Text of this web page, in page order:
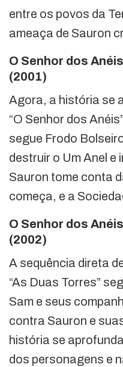
entre os povos da
ameaça de Sauron
O Senhor dos
(2001)
Agora, a história se
“O Senhor dos
segue Frodo
destruir o Um Anel e
Sauron tome conta
começa, e a
O Senhor dos
(2002)
A sequência direta
“As Duas Torres”
Sam e seus
contra Sauron e
história se
dos personagens e